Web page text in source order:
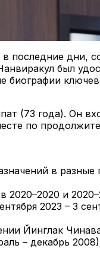
последние дни,
был
биографии
(73 года). Он
по
в разные
и
2023 – 3
Йинглак
– декабрь